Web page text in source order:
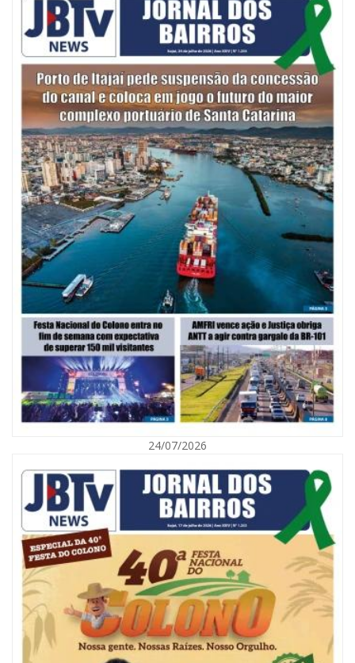
09/08/2026 | 07:00
Mostra Literária ocorrerá no Teatro Bruno Nitz dia 15 de agosto
GERAL
24/07/2026